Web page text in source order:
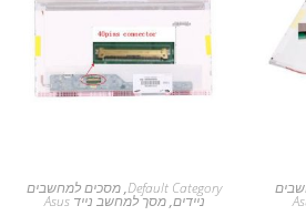
Default Category
,מסכים למחשבים
ניידים,מסך למחשב נייד Asus